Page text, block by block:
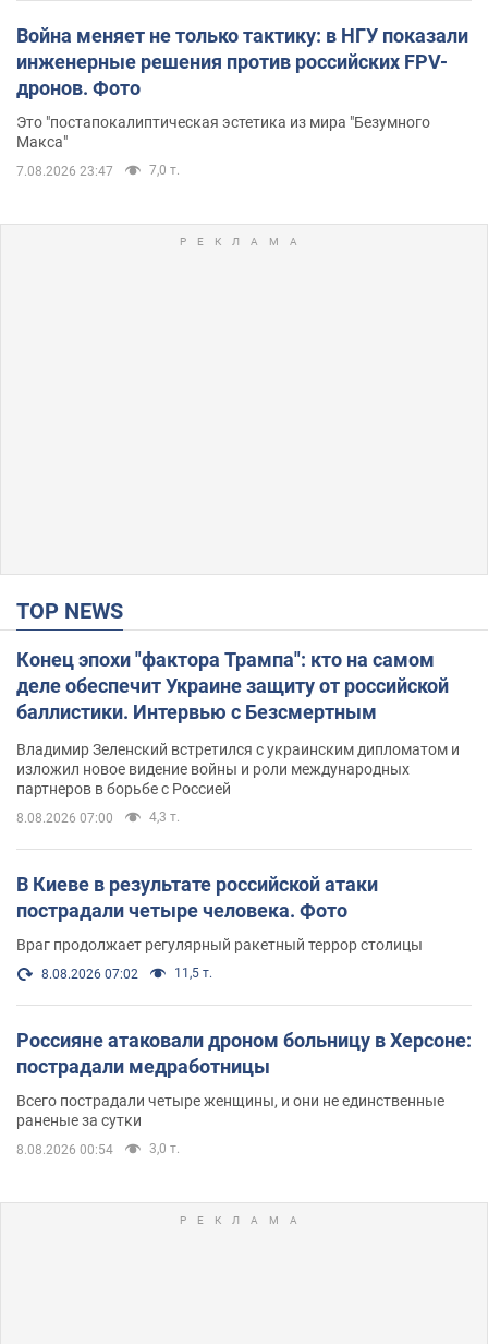
Война меняет не только тактику: в НГУ показали
инженерные решения против российских FPV-
дронов. Фото
Это "постапокалиптическая эстетика из мира "Безумного
Макса"
7.08.2026 23:47 7,0 т.
TOP NEWS
Конец эпохи "фактора Трампа": кто на самом
деле обеспечит Украине защиту от российской
баллистики. Интервью с Безсмертным
Владимир Зеленский встретился с украинским дипломатом и
изложил новое видение войны и роли международных
партнеров в борьбе с Россией
8.08.2026 07:00 4,3 т.
В Киеве в результате российской атаки
пострадали четыре человека. Фото
Враг продолжает регулярный ракетный террор столицы
8.08.2026 07:02 11,5 т.
Россияне атаковали дроном больницу в Херсоне:
пострадали медработницы
Всего пострадали четыре женщины, и они не единственные
раненые за сутки
8.08.2026 00:54 3,0 т.